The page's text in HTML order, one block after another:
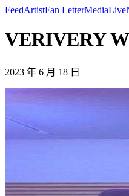
FeedArtistFan LetterMediaLive
VERIVERY
2023 年 6 月 18 日